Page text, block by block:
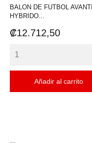
BALON DE FUTBOL AVANTI
HYBRIDO...
Precio
₡12.712,50
Añadir al carrito